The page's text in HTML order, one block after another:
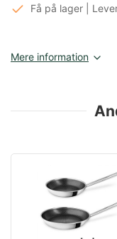
Få på lager |
Mere information